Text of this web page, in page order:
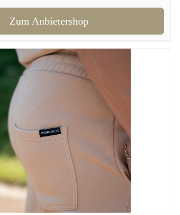
Zum Anbietershop